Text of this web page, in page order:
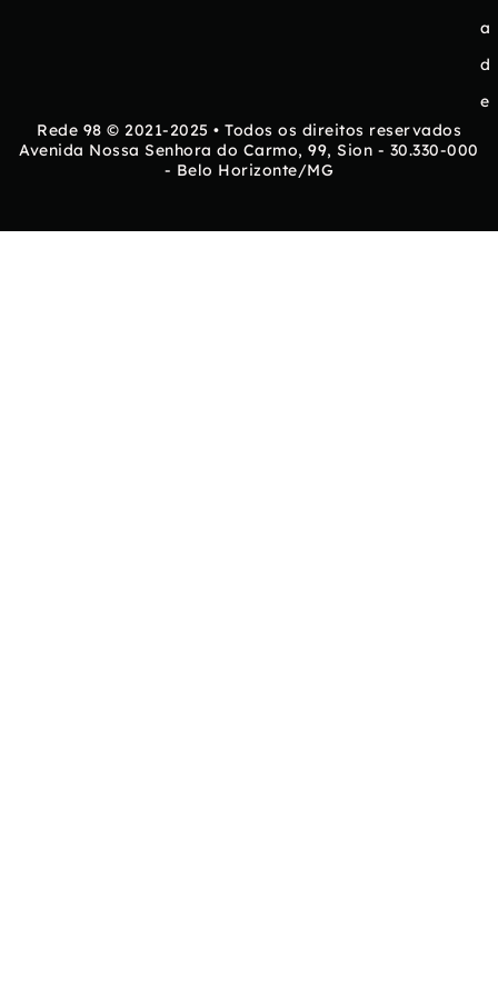
a
d
e
Rede 98 © 2021-2025 • Todos os direitos reservados
Avenida Nossa Senhora do Carmo, 99, Sion - 30.330-000
- Belo Horizonte/MG